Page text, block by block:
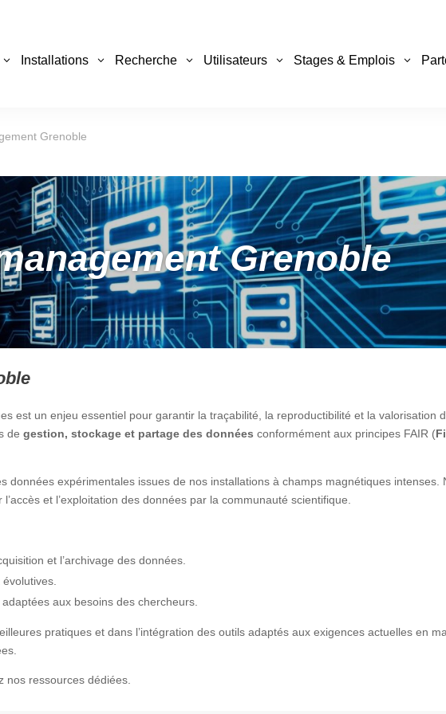
Installations Recherche Utilisateurs Stages & Emplois
Grenoble
Grenoble
est un enjeu essentiel pour garantir la traçabilité, la reproductibilité et la valorisation
degestion, stockage et partage des données conformément aux principes FAIR (
données expérimentales issues de nos installations à champs magnétiques intenses.
et l’exploitation des données par la communauté scientifique.
et l’archivage des données.
évolutives.
adaptées aux besoins des chercheurs.
pratiques et dans l’intégration des outils adaptés aux exigences actuelles en
nos ressources dédiées.